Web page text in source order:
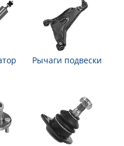
Рычаги подвески